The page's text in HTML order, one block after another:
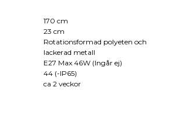
170 cm
23 cm
Rotationsformad polyeten och
lackerad metall
E27 Max 46W (Ingår ej)
44 (-IP65)
ca 2 veckor